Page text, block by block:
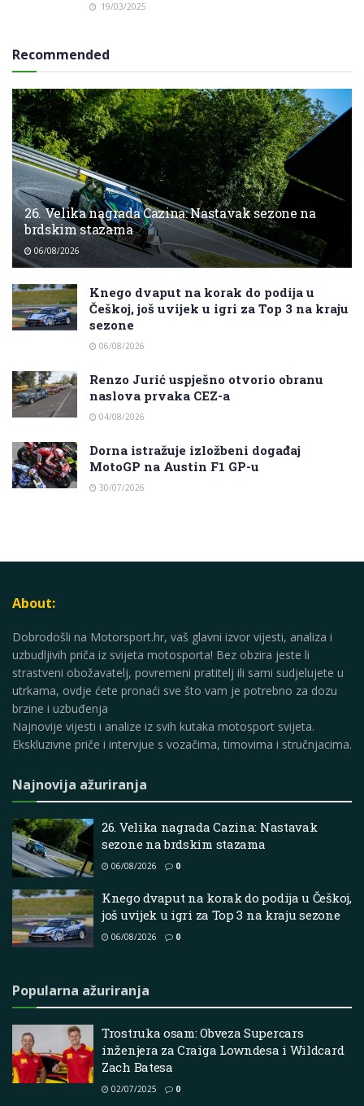
19/03/2025
Recommended
26. Velika nagrada Cazina: Nastavak sezone na
brdskim stazama
06/08/2026
Knego dvaput na korak do podija u
Češkoj, još uvijek u igri za Top 3 na kraju
sezone
06/08/2026
Renzo Jurić uspješno otvorio obranu
naslova prvaka CEZ-a
04/08/2026
Dorna istražuje izložbeni događaj
MotoGP na Austin F1 GP-u
30/07/2026
About:
Dobrodošli na Motorsport.hr, vaš glavni izvor vijesti, analiza i
uzbudljivih priča iz svijeta motosporta! Bez obzira jeste li
strastveni obožavatelj, povremeni pratitelj ili sami sudjelujete u
utrkama, ovdje ćete pronaći sve što vam je potrebno za dozu
brzine i uzbuđenja
Najnovije vijesti i analize iz svih kutaka motosport svijeta.
Ekskluzivne priče i intervjue s vozačima, timovima i stručnjacima.
Najnovija ažuriranja
26. Velika nagrada Cazina: Nastavak
sezone na brdskim stazama
06/08/2026 0
Knego dvaput na korak do podija u Češkoj,
još uvijek u igri za Top 3 na kraju sezone
06/08/2026 0
Popularna ažuriranja
Trostruka osam: Obveza Supercars
inženjera za Craiga Lowndesa i Wildcard
Zach Batesa
02/07/2025 0